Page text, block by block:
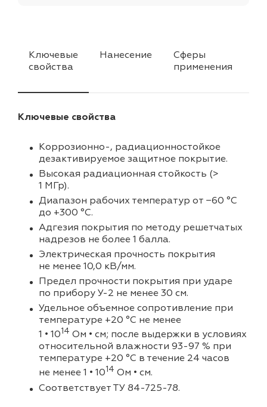
Ключевые
свойства
Нанесение
Сферы
применения
Ключевые свойства
Коррозионно-, радиационностойкое
дезактивируемое защитное покрытие.
Высокая радиационная стойкость (>
1 МГр).
Диапазон рабочих температур от −60 °C
до +300 °C.
Адгезия покрытия по методу решетчатых
надрезов не более 1 балла.
Электрическая прочность покрытия
не менее 10,0 кВ/мм.
Предел прочности покрытия при ударе
по прибору У-2 не менее 30 см.
Удельное объемное сопротивление при
температуре +20 °C не менее
1 • 1014 Ом • см; после выдержки в условиях
относительной влажности 93-97 % при
температуре +20 °C в течение 24 часов
не менее 1 • 1014 Ом • см.
Соответствует ТУ 84-725-78.